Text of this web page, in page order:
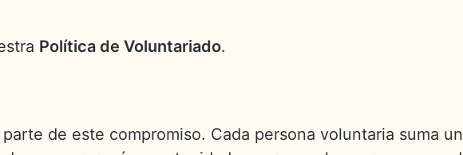
Política de Voluntariado.
de este compromiso. Cada persona voluntaria suma